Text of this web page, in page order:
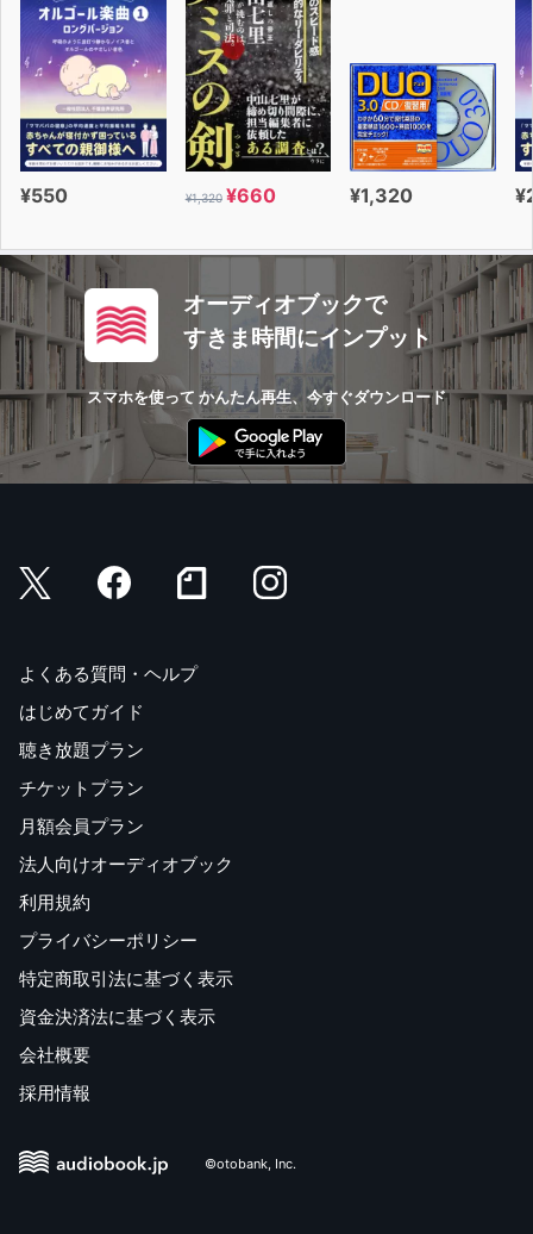
¥550 ¥1,320 ¥660 ¥1,320
オーディオブックで
すきま時間にインプット
スマホを使って かんたん再生、今すぐダウンロード
よくある質問・ヘルプ
はじめてガイド
聴き放題プラン
チケットプラン
月額会員プラン
法人向けオーディオブック
利用規約
プライバシーポリシー
特定商取引法に基づく表示
資金決済法に基づく表示
会社概要
採用情報
©otobank, Inc.